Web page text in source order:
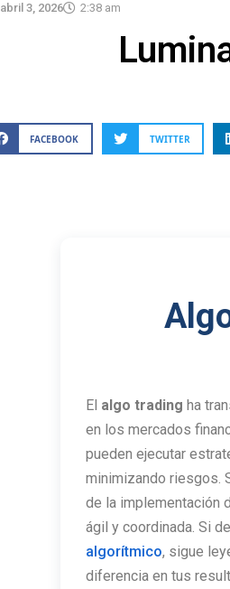
abril 3, 2026 2:38 am
FACEBOOK TWITTER
El algo trading ha
en los mercados
pueden ejecutar
minimizando riesgos.
de la implementación
ágil y coordinada. Si
algorítmico, sigue
diferencia en tus